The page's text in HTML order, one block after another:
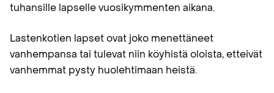
tuhansille lapselle vuosikymmenten aikana.
Lastenkotien lapset ovat joko menettäneet
vanhempansa tai tulevat niin köyhistä oloista, etteivät
vanhemmat pysty huolehtimaan heistä.